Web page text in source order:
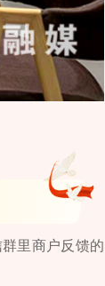
里商户反馈的